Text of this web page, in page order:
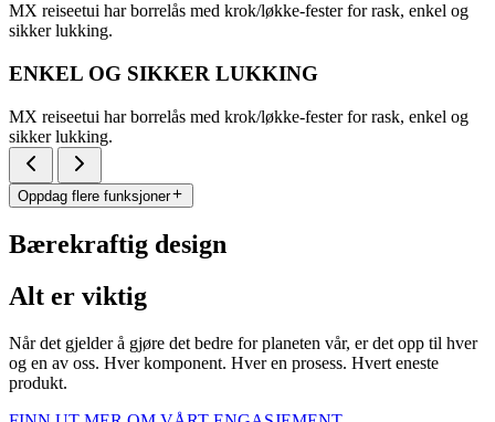
MX reiseetui har borrelås med krok/løkke-fester for rask, enkel og
sikker lukking.
ENKEL OG SIKKER LUKKING
MX reiseetui har borrelås med krok/løkke-fester for rask, enkel og
sikker lukking.
Oppdag flere funksjoner
Bærekraftig design
Alt er viktig
Når det gjelder å gjøre det bedre for planeten vår, er det opp til hver
og en av oss. Hver komponent. Hver en prosess. Hvert eneste
produkt.